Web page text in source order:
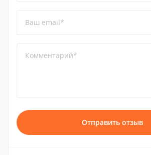
Ваш email*
Комментарий*
Отправить отзыв